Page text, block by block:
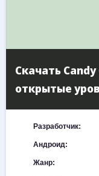
Скачать Candy
открытые
Разработчик:
Андроид:
Жанр: